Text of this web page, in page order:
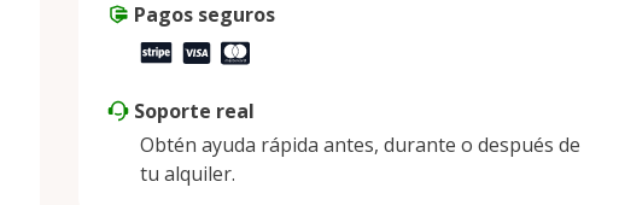
Pagos seguros
Soporte real
Obtén ayuda rápida antes, durante o después de
tu alquiler.